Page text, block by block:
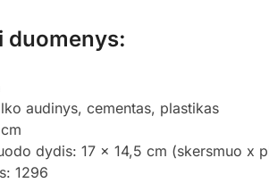
duomenys:
audinys, cementas, plastikas
dydis: 17 x 14,5 cm (skersmuo x
1296